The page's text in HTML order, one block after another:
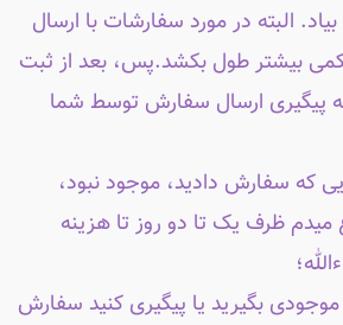
البته در مورد سفارشات با ارسال
بیشتر طول بکشد.پس، بعد از ثبت
پیگیری ارسال سفارش توسط شما
که سفارش دادید، موجود نبود،
ظرف یک تا دو روز تا هزینه
موجودی بگیرید یا پیگیری کنید سفارش